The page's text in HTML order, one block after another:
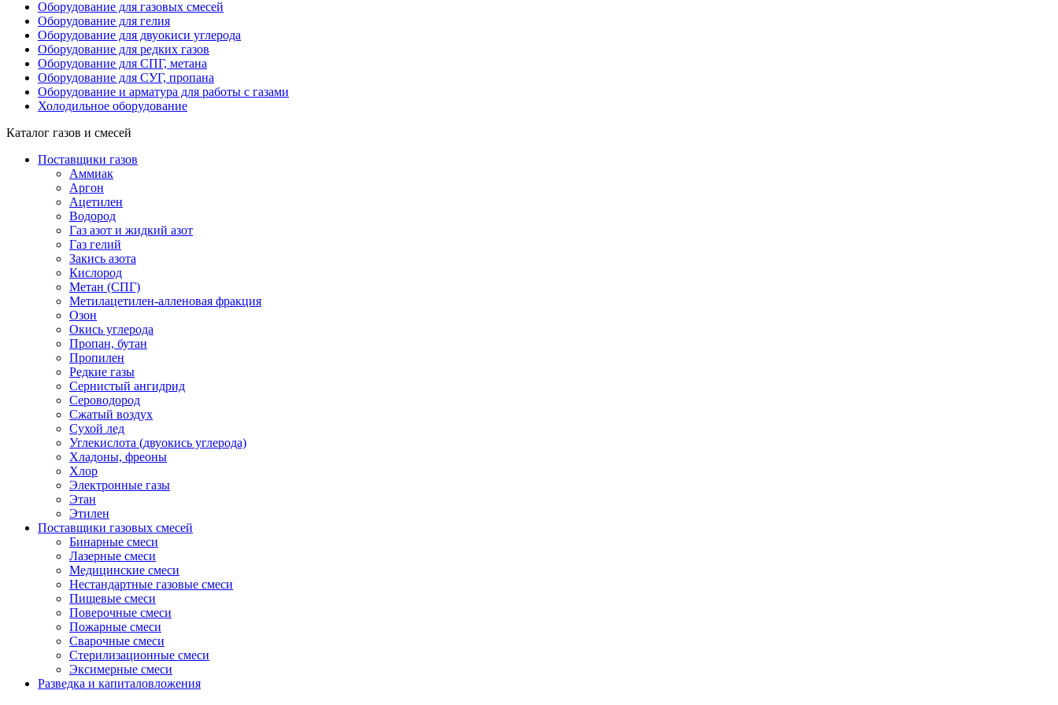
Оборудование для газовых смесей
Оборудование для гелия
Оборудование для двуокиси углерода
Оборудование для редких газов
Оборудование для СПГ, метана
Оборудование для СУГ, пропана
Оборудование и арматура для работы с газами
Холодильное оборудование
Каталог газов и смесей
Поставщики газов
Аммиак
Аргон
Ацетилен
Водород
Газ азот и жидкий азот
Газ гелий
Закись азота
Кислород
Метан (СПГ)
Метилацетилен-алленовая фракция
Озон
Окись углерода
Пропан, бутан
Пропилен
Редкие газы
Сернистый ангидрид
Сероводород
Сжатый воздух
Сухой лед
Углекислота (двуокись углерода)
Хладоны, фреоны
Хлор
Электронные газы
Этан
Этилен
Поставщики газовых смесей
Бинарные смеси
Лазерные смеси
Медицинские смеси
Нестандартные газовые смеси
Пищевые смеси
Поверочные смеси
Пожарные смеси
Сварочные смеси
Стерилизационные смеси
Эксимерные смеси
Разведка и капиталовложения